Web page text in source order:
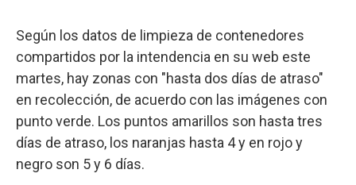
Según los datos de limpieza de contenedores
compartidos por la intendencia en su web este
martes, hay zonas con "hasta dos días de atraso"
en recolección, de acuerdo con las imágenes con
punto verde. Los puntos amarillos son hasta tres
días de atraso, los naranjas hasta 4 y en rojo y
negro son 5 y 6 días.